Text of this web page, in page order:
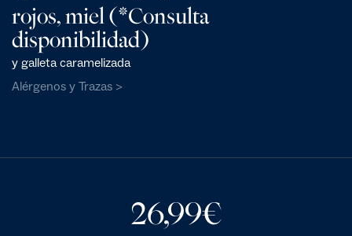
rojos, miel (*Consulta
disponibilidad)
y galleta caramelizada
Alérgenos y Trazas >
26,99€